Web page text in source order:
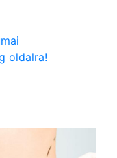
oldalra!